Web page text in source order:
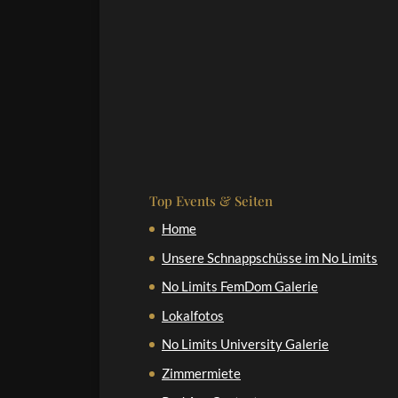
Top Events & Seiten
Home
Unsere Schnappschüsse im No Limits
No Limits FemDom Galerie
Lokalfotos
No Limits University Galerie
Zimmermiete